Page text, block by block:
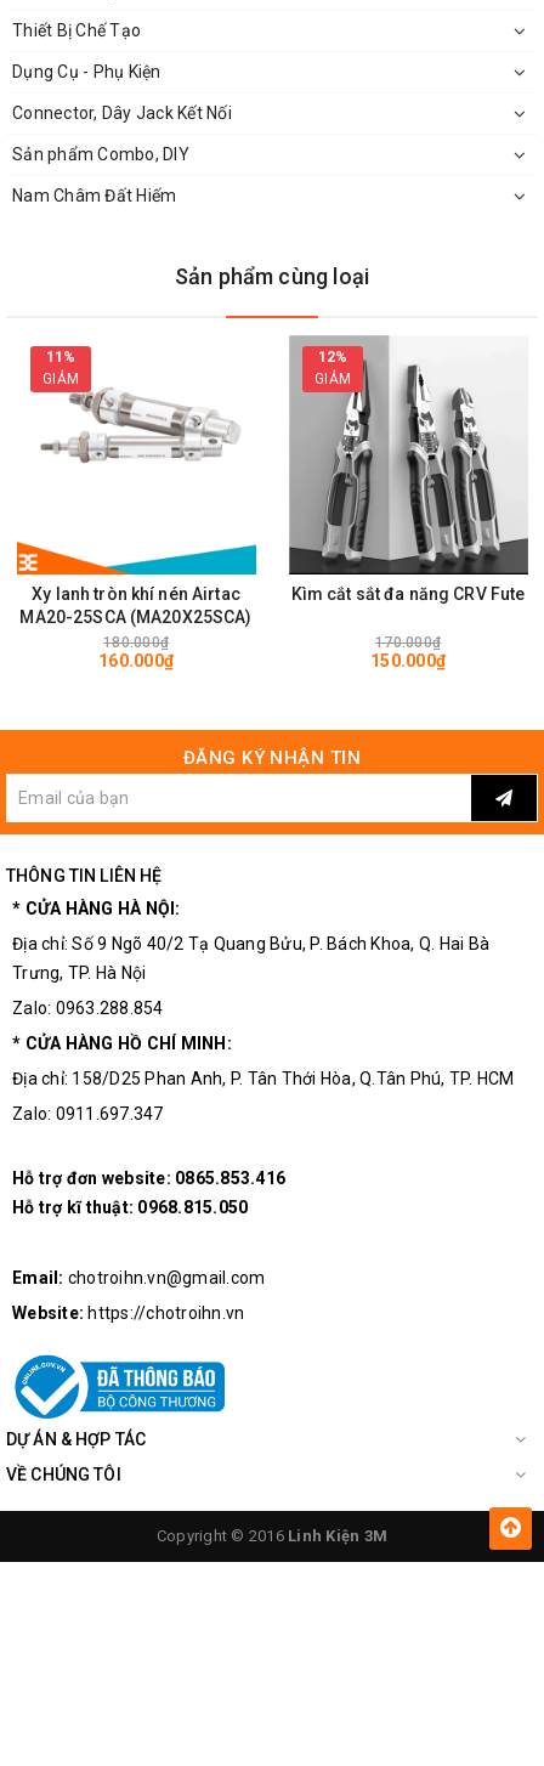
Thiết Bị Chế Tạo
Dụng Cụ - Phụ Kiện
Connector, Dây Jack Kết Nối
Sản phẩm Combo, DIY
Nam Châm Đất Hiếm
Sản phẩm cùng loại
11%
GIẢM
Xy lanh tròn khí nén Airtac
MA20-25SCA (MA20X25SCA)
180.000₫
160.000₫
12%
GIẢM
Kìm cắt sắt đa năng CRV Fute
170.000₫
150.000₫
ĐĂNG KÝ NHẬN TIN
THÔNG TIN LIÊN HỆ
* CỬA HÀNG HÀ NỘI:
Địa chỉ: Số 9 Ngõ 40/2 Tạ Quang Bửu, P. Bách Khoa, Q. Hai Bà
Trưng, TP. Hà Nội
Zalo: 0963.288.854
* CỬA HÀNG HỒ CHÍ MINH:
Địa chỉ: 158/D25 Phan Anh, P. Tân Thới Hòa, Q.Tân Phú, TP. HCM
Zalo: 0911.697.347
Hỗ trợ đơn website: 0865.853.416
Hỗ trợ kĩ thuật: 0968.815.050
Email: chotroihn.vn@gmail.com
Website: https://chotroihn.vn
DỰ ÁN & HỢP TÁC
VỀ CHÚNG TÔI
Copyright © 2016 Linh Kiện 3M